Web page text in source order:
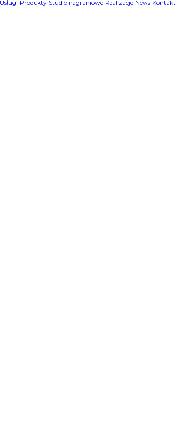
Usługi Produkty Studio nagraniowe Realizacje News Kontakt